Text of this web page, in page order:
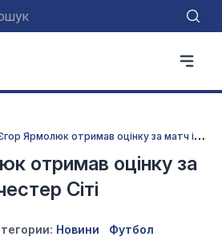
Є
гор Ярмолюк отримав оцінку за матч із Манчестер Сіті
отримав оцінку за
Сіті
Новини Футбол